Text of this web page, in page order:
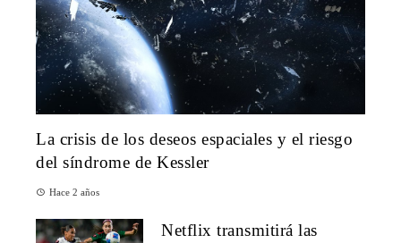
La crisis de los deseos espaciales y el riesgo
del síndrome de Kessler
Hace 2 años
Netflix transmitirá las